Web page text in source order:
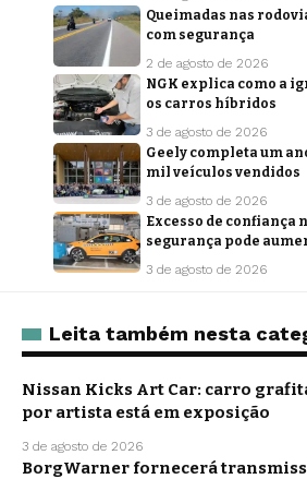
Queimadas nas
com segurança
2 de agosto de 2026
NGK explica como a
os carros híbridos
3 de agosto de 2026
Geely completa um
mil veículos vendidos
3 de agosto de 2026
Excesso de confiança
segurança pode
3 de agosto de 2026
Leita também nesta
Nissan Kicks Art Car: carro
por artista está em exposição
3 de agosto de 2026
BorgWarner fornecerá